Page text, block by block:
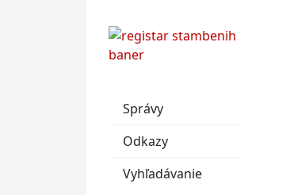
Správy
Odkazy
Vyhľadávanie